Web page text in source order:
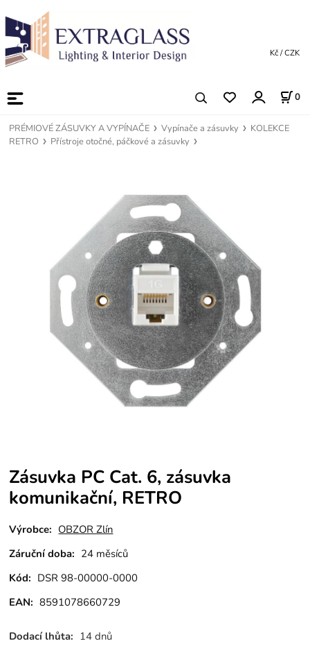
0
Kč / CZK
PRÉMIOVÉ ZÁSUVKY A VYPÍNAČE Vypínače a zásuvky
KOLEKCE
RETRO
Přístroje otočné, páčkové a zásuvky
Zásuvka PC Cat. 6, zásuvka
komunikační, RETRO
Výrobce: OBZOR Zlín
Záruční doba: 24 měsíců
Kód: DSR 98-00000-0000
EAN: 8591078660729
Dodací lhůta: 14 dnů